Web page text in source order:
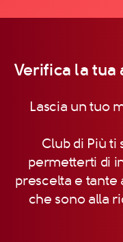
Verifica la tua
Lascia un tuo
Club di Più ti
permetterti di
prescelta e tante
che sono alla